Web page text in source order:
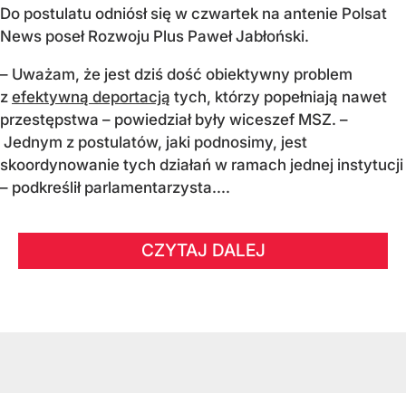
Do postulatu odniósł się w czwartek na antenie Polsat
News poseł Rozwoju Plus Paweł Jabłoński.
– Uważam, że jest dziś dość obiektywny problem
z efektywną deportacją tych, którzy popełniają nawet
przestępstwa – powiedział były wiceszef MSZ. –
Jednym z postulatów, jaki podnosimy, jest
skoordynowanie tych działań w ramach jednej instytucji
– podkreślił parlamentarzysta....
CZYTAJ DALEJ